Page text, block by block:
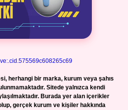
herhangi bir marka, kurum veya şahıs
Sitede yalnızca kendi
Burada yer alan içerikler
gerçek kurum ve kişiler hakkında